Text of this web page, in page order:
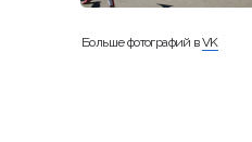
Больше фотографий вVK